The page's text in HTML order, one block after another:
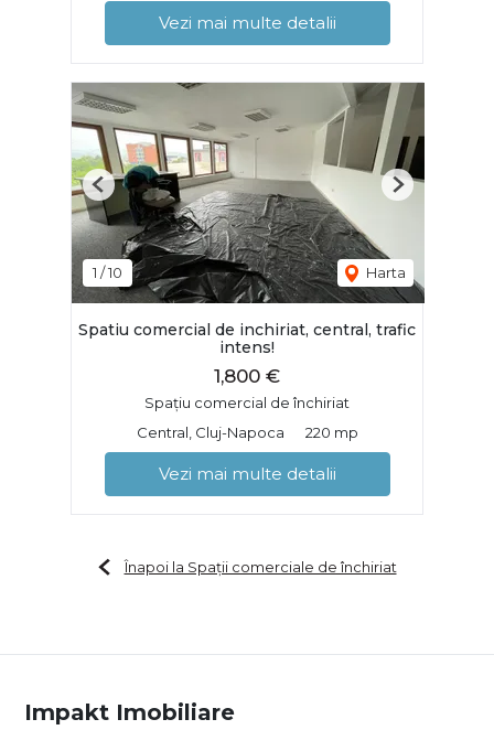
Vezi mai multe detalii
1 /10 Harta
Previous Next
Spatiu comercial de inchiriat, central, trafic
intens!
1,800 €
Spațiu comercial de închiriat
Central, Cluj-Napoca
220 mp
Vezi mai multe detalii
Înapoi la Spații comerciale de închiriat
Impakt Imobiliare